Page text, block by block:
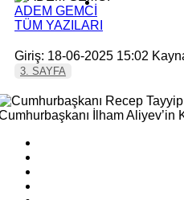
ADEM GEMCİ
TÜM YAZILARI
Giriş: 18-06-2025 15:02
3. SAYFA